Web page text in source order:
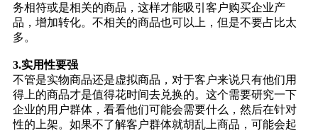
务相符或是相关的商品，这样才能吸引客户购买企业产
品，增加转化。不相关的商品也可以上，但是不要占比太
多。
3.实用性要强
不管是实物商品还是虚拟商品，对于客户来说只有他们用
得上的商品才是值得花时间去兑换的。这个需要研究一下
企业的用户群体，看看他们可能会需要什么，然后在针对
性的上架。如果不了解客户群体就胡乱上商品，可能会起